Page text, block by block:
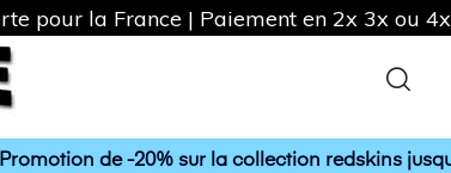
de -20% sur la collection redskins
pour la France | Paiement en 2x 3x ou